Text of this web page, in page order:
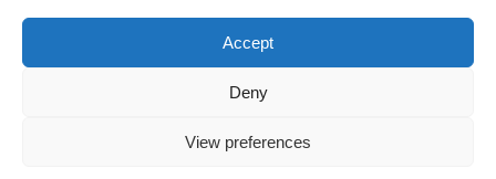
Accept
Deny
View preferences
© 2023 Wonderland LLC, All Rights Reserved.
#1 in Japanese Merchandising